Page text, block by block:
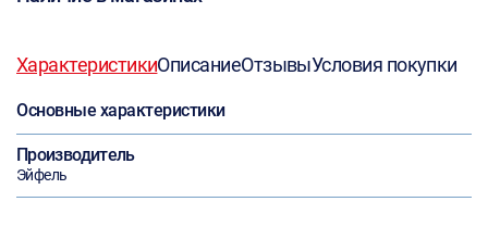
ХарактеристикиОписаниеОтзывыУсловия покупки
Основные характеристики
Производитель
Эйфель